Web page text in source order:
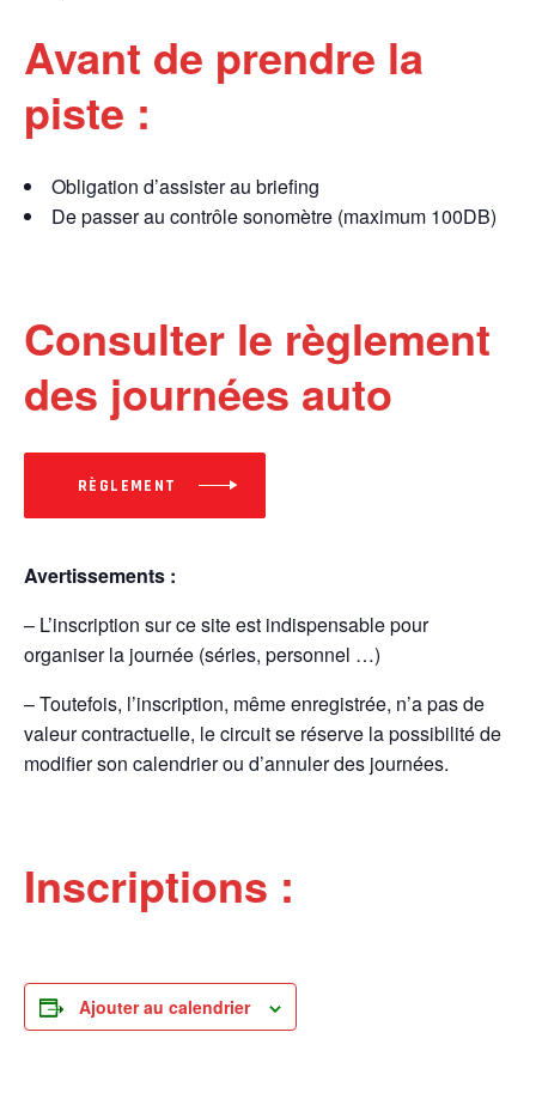
Avant de prendre la
piste :
Obligation d’assister au briefing
De passer au contrôle sonomètre (maximum 100DB)
Consulter le règlement
des journées auto
RÈGLEMENT
Avertissements :
– L’inscription sur ce site est indispensable pour
organiser la journée (séries, personnel …)
– Toutefois, l’inscription, même enregistrée, n’a pas de
valeur contractuelle, le circuit se réserve la possibilité de
modifier son calendrier ou d’annuler des journées.
Inscriptions :
Ajouter au calendrier